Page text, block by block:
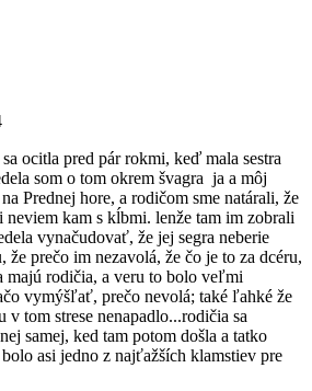
ocitla pred pár rokmi, keď mala sestra
som o tom okrem švagra ja a môj
Prednej hore, a rodičom sme natárali, že
kam s kĺbmi. lenže tam im zobrali
vynačudovať, že jej segra neberie
že prečo im nezavolá, že čo je to za dcéru,
majú rodičia, a veru to bolo veľmi
vymýšľať, prečo nevolá; také ľahké že
v tom strese nenapadlo...rodičia sa
samej, ked tam potom došla a tatko
asi jedno z najťažších klamstiev pre